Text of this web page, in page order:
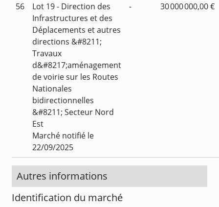
56
Lot 19 - Direction des
Infrastructures et des
Déplacements et autres
directions &#8211;
Travaux
d&#8217;aménagement
de voirie sur les Routes
Nationales
bidirectionnelles
&#8211; Secteur Nord
Est
Marché notifié le
22/09/2025
- 30 000 000,00 €
Autres informations
Identification du marché